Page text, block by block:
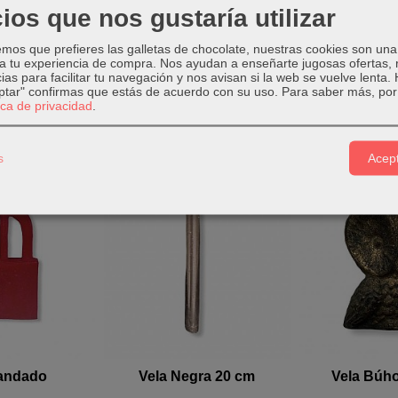
aprox,
dar fuerza a una petición, que no se pueda cortar, en color rojo
Vela Negra 20 cm Vela
que nos gustaría utilizar
que prefieres las galletas de chocolate, nuestras cookies son
tu experiencia de compra. Nos ayudan a enseñarte jugosas ofertas,
para facilitar tu navegación y nos avisan si la web se vuelve lenta.
confirmas que estás de acuerdo con su uso. Para saber más,
de privacidad